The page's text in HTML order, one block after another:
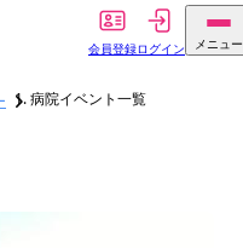
会員登録ログイン メニュー
病院イベント一覧